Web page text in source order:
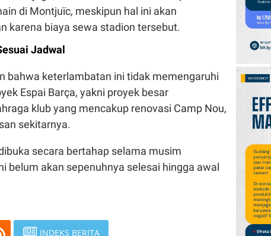
di Montjuïc, meskipun hal ini akan
karena biaya sewa stadion tersebut.
Jadwal
bahwa keterlambatan ini tidak memengaruhi
Espai Barça, yakni proyek besar
klub yang mencakup renovasi Camp Nou,
sekitarnya.
secara bertahap selama musim
belum akan sepenuhnya selesai hingga awal
INDEKS BERITA